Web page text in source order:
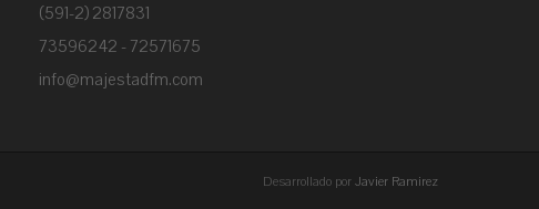
(591-2) 2817831
73596242 - 72571675
info@majestadfm.com
Desarrollado porJavier Ramirez